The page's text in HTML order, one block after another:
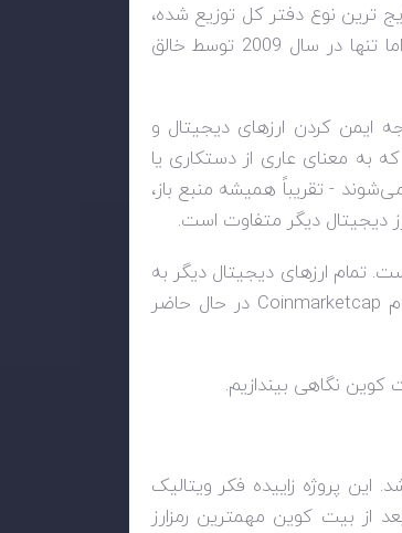
ترین نوع دفتر کل توزیع شده،
بلاک چین است. مفهوم بلاک چین همیشه در فضای کامپیوتری وجود داشت اما تنها در سال 2009 توسط خالق
ایمن کردن ارزهای دیجیتال و
به معنای عاری از دستکاری یا
- تقریباً همیشه منبع باز،
دیجیتال دیگر متفاوت است.
تمام ارزهای دیجیتال دیگر به
Coinmarketcap در حال حاضر
کوین نگاهی بیندازیم.
بر بلاک چین است که در سال 2015 راه اندازی شد. این پروژه زاییده فکر ویتالیک
از بیت کوین مهمترین رمزارز